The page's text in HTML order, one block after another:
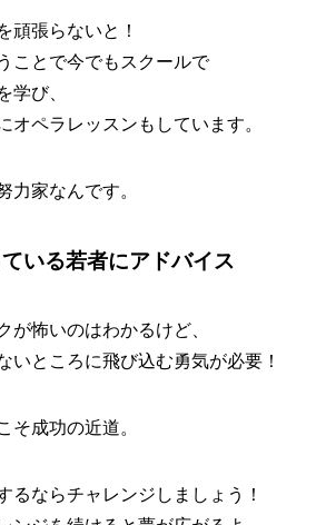
頑張らないと！
ことで今でもスクールで
学び、
オペラレッスンもしています。
力家なんです。
いる若者にアドバイス
が怖いのはわかるけど、
いところに飛び込む勇気が必要！
そ成功の近道。
るならチャレンジしましょう！